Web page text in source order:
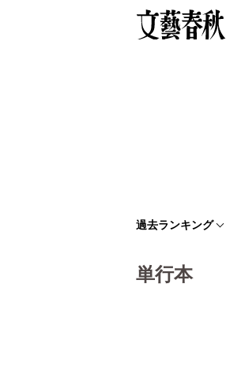
過去ランキング
単行本